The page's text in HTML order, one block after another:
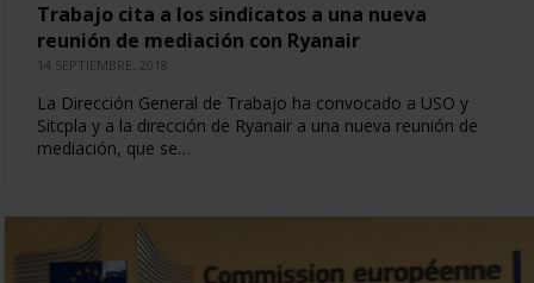
Trabajo cita a los sindicatos a una nueva
reunión de mediación con Ryanair
14 SEPTIEMBRE, 2018
La Dirección General de Trabajo ha convocado a USO y
Sitcpla y a la dirección de Ryanair a una nueva reunión de
mediación, que se…